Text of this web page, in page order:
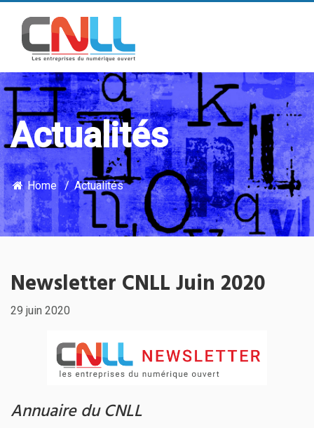
Actualités
Home Actualités
Newsletter CNLL Juin 2020
29 juin 2020
Annuaire du CNLL